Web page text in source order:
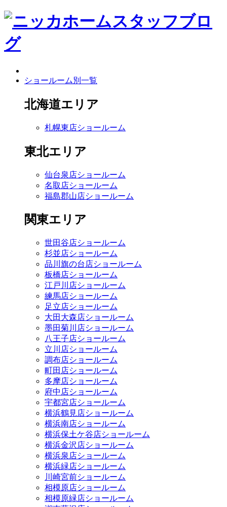
ショールーム別一覧
北海道エリア
札幌東店ショールーム
東北エリア
仙台泉店ショールーム
名取店ショールーム
福島郡山店ショールーム
関東エリア
世田谷店ショールーム
杉並店ショールーム
品川旗の台店ショールーム
板橋店ショールーム
江戸川店ショールーム
練馬店ショールーム
足立店ショールーム
大田大森店ショールーム
墨田菊川店ショールーム
八王子店ショールーム
立川店ショールーム
調布店ショールーム
町田店ショールーム
多摩店ショールーム
府中店ショールーム
宇都宮店ショールーム
横浜鶴見店ショールーム
横浜南店ショールーム
横浜保土ケ谷店ショールーム
横浜金沢店ショールーム
横浜泉店ショールーム
横浜緑店ショールーム
川崎宮前ショールーム
相模原店ショールーム
相模原緑店ショールーム